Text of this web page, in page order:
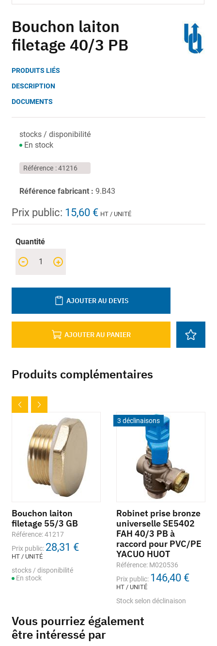
to
the
beginning
of
images
gallery
Bouchon laiton
filetage 40/3 PB
PRODUITS LIÉS
DESCRIPTION
DOCUMENTS
stocks / disponibilité
En stock
Référence 41216
Référence fabricant : 9.B43
Prix public: 15,60 € HT / UNITÉ
Quantité
+
-
AJOUTER AU PANIER
AJOUTER AU DEVIS
Produits complémentaires
Bouchon laiton
filetage 55/3 GB
Référence: 41217
Prix public: 28,31 €
HT / UNITÉ
stocks / disponibilité
En stock
3 déclinaisons
Robinet prise bronze
universelle SE5402
FAH 40/3 PB à
raccord pour PVC/PE
YACUO HUOT
Référence: M020536
Prix public: 146,40 €
HT / UNITÉ
Stock selon déclinaison
Vous pourriez également
être intéressé par